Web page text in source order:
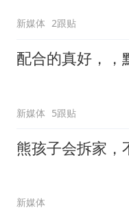
新媒体 2跟贴
配合的真好，，
新媒体 5跟贴
熊孩子会拆家，
新媒体